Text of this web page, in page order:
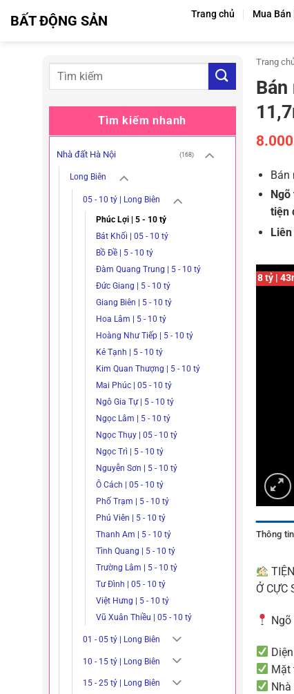
quaBẤT ĐỘNG SẢN Trang chủ Mua
Tìm kiếm nhanh
Nhà đất Hà Nội (168)
Long Biên
05 - 10 tỷ | Long Biên
Phúc Lợi | 5 - 10 tỷ
Bát Khối | 05 - 10 tỷ
Bồ Đề | 5 - 10 tỷ
Đàm Quang Trung | 5 - 10 tỷ
Đức Giang | 5 - 10 tỷ
Giang Biên | 5 - 10 tỷ
Hoa Lâm | 5 - 10 tỷ
Hoàng Như Tiếp | 5 - 10 tỷ
Kẻ Tạnh | 5 - 10 tỷ
Kim Quan Thượng | 5 - 10 tỷ
Mai Phúc | 05 - 10 tỷ
Ngô Gia Tự | 5 - 10 tỷ
Ngọc Lâm | 5 - 10 tỷ
Ngọc Thụy | 05 - 10 tỷ
Ngọc Trì | 5 - 10 tỷ
Nguyễn Sơn | 5 - 10 tỷ
Ô Cách | 05 - 10 tỷ
Phố Trạm | 5 - 10 tỷ
Phú Viên | 5 - 10 tỷ
Thanh Am | 5 - 10 tỷ
Tình Quang | 5 - 10 tỷ
Trường Lâm | 5 - 10 tỷ
Tư Đình | 05 - 10 tỷ
Việt Hưng | 5 - 10 tỷ
Vũ Xuân Thiều | 05 - 10 tỷ
01 - 05 tỷ | Long Biên
10 - 15 tỷ | Long Biên
15 - 25 tỷ | Long Biên
Trang
Bán
Ngõ
tiện
8 tỷ |
Thông
Ở CỰC
Mặt